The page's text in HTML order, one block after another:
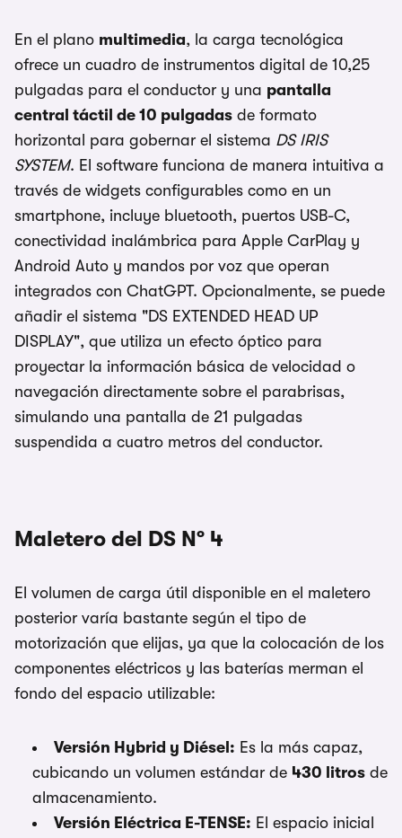
En el plano multimedia, la carga tecnológica
ofrece un cuadro de instrumentos digital de 10,25
pulgadas para el conductor y una pantalla
central táctil de 10 pulgadas de formato
horizontal para gobernar el sistema DS IRIS
SYSTEM. El software funciona de manera intuitiva a
través de widgets configurables como en un
smartphone, incluye bluetooth, puertos USB-C,
conectividad inalámbrica para Apple CarPlay y
Android Auto y mandos por voz que operan
integrados con ChatGPT. Opcionalmente, se puede
añadir el sistema "DS EXTENDED HEAD UP
DISPLAY", que utiliza un efecto óptico para
proyectar la información básica de velocidad o
navegación directamente sobre el parabrisas,
simulando una pantalla de 21 pulgadas
suspendida a cuatro metros del conductor.
Maletero del DS Nº 4
El volumen de carga útil disponible en el maletero
posterior varía bastante según el tipo de
motorización que elijas, ya que la colocación de los
componentes eléctricos y las baterías merman el
fondo del espacio utilizable:
Versión Hybrid y Diésel: Es la más capaz,
cubicando un volumen estándar de 430 litros de
almacenamiento.
Versión Eléctrica E-TENSE: El espacio inicial